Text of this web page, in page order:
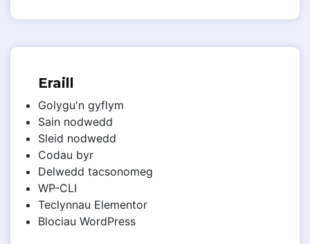
Eraill
Golygu'n gyflym
Sain nodwedd
Sleid nodwedd
Codau byr
Delwedd tacsonomeg
WP-CLI
Teclynnau Elementor
Blociau WordPress